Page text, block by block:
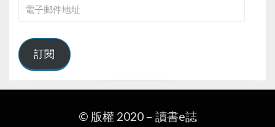
件
地
訂閱
© 版權 2020 – 讀書e誌